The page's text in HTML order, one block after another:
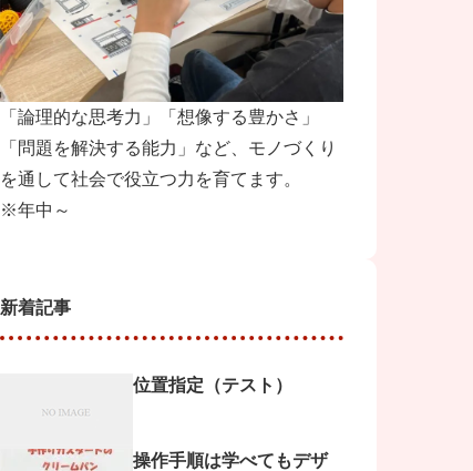
「論理的な思考力」「想像する豊かさ」
「問題を解決する能力」など、モノづくり
を通して社会で役立つ力を育てます。
※年中～
新着記事
位置指定（テスト）
操作手順は学べてもデザ